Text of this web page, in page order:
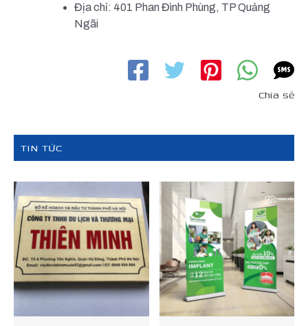
Địa chỉ: 401 Phan Đình Phùng, TP Quảng
Ngãi
Chia sẻ
TIN TỨC